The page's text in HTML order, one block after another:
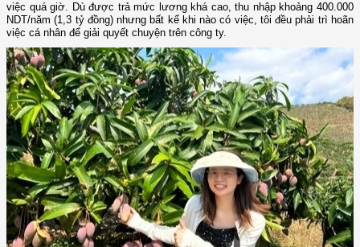
việc quá giờ. Dù được trả mức lương khá cao, thu nhập khoảng 400.000
NDT/năm (1,3 tỷ đồng) nhưng bất kể khi nào có việc, tôi đều phải trì hoãn
việc cá nhân để giải quyết chuyện trên công ty.